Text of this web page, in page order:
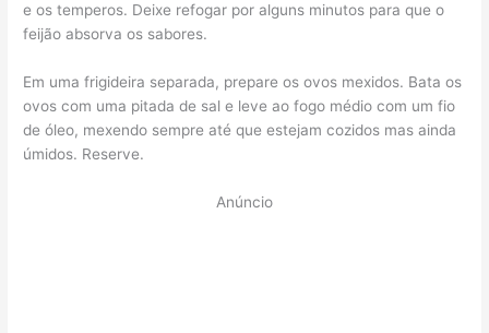
e os temperos. Deixe refogar por alguns minutos para que o
feijão absorva os sabores.
Em uma frigideira separada, prepare os ovos mexidos. Bata os
ovos com uma pitada de sal e leve ao fogo médio com um fio
de óleo, mexendo sempre até que estejam cozidos mas ainda
úmidos. Reserve.
Anúncio